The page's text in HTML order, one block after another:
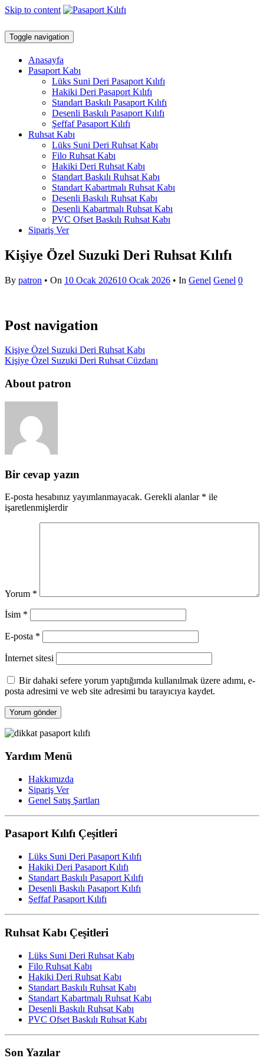
Skip to content
Toggle navigation
Anasayfa
Pasaport Kabı
Lüks Suni Deri Pasaport Kılıfı
Hakiki Deri Pasaport Kılıfı
Standart Baskılı Pasaport Kılıfı
Desenli Baskılı Pasaport Kılıfı
Şeffaf Pasaport Kılıfı
Ruhsat Kabı
Lüks Suni Deri Ruhsat Kabı
Filo Ruhsat Kabı
Hakiki Deri Ruhsat Kabı
Standart Baskılı Ruhsat Kabı
Standart Kabartmalı Ruhsat Kabı
Desenli Baskılı Ruhsat Kabı
Desenli Kabartmalı Ruhsat Kabı
PVC Ofset Baskılı Ruhsat Kabı
Sipariş Ver
Kişiye Özel Suzuki Deri Ruhsat Kılıfı
By patron • On 10 Ocak 202610 Ocak 2026 • In Genel Genel 0
Post navigation
Kişiye Özel Suzuki Deri Ruhsat Kabı
Kişiye Özel Suzuki Deri Ruhsat Cüzdanı
About patron
Bir cevap yazın
E-posta hesabınız yayımlanmayacak. Gerekli alanlar * ile
işaretlenmişlerdir
Yorum *
İsim *
E-posta *
İnternet sitesi
Bir dahaki sefere yorum yaptığımda kullanılmak üzere adımı, e-
posta adresimi ve web site adresimi bu tarayıcıya kaydet.
Yardım Menü
Hakkımızda
Sipariş Ver
Genel Satış Şartları
Pasaport Kılıfı Çeşitleri
Lüks Suni Deri Pasaport Kılıfı
Hakiki Deri Pasaport Kılıfı
Standart Baskılı Pasaport Kılıfı
Desenli Baskılı Pasaport Kılıfı
Şeffaf Pasaport Kılıfı
Ruhsat Kabı Çeşitleri
Lüks Suni Deri Ruhsat Kabı
Filo Ruhsat Kabı
Hakiki Deri Ruhsat Kabı
Standart Baskılı Ruhsat Kabı
Standart Kabartmalı Ruhsat Kabı
Desenli Baskılı Ruhsat Kabı
PVC Ofset Baskılı Ruhsat Kabı
Son Yazılar